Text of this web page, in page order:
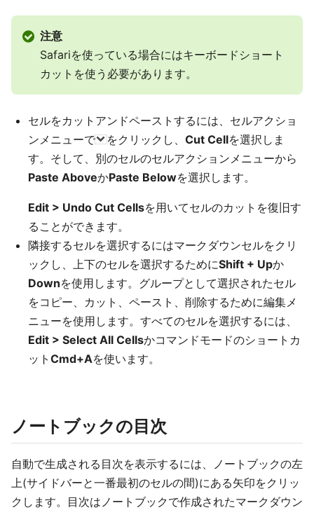
注意
Safariを使っている場合にはキーボードショート
カットを使う必要があります。
セルをカットアンドペーストするには、セルアクショ
ンメニューで
をクリックし、 Cut Cellを選択しま
す。そして、別のセルのセルアクションメニューから
Paste AboveかPaste Belowを選択します。
Edit > Undo Cut Cellsを用いてセルのカットを復旧す
ることができます。
隣接するセルを選択するにはマークダウンセルをクリ
ックし、上下のセルを選択するためにShift + Upか
Downを使用します。グループとして選択されたセル
をコピー、カット、ペースト、削除するために編集メ
ニューを使用します。すべてのセルを選択するには、
Edit > Select All Cellsかコマンドモードのショートカ
ット Cmd+Aを使います。
ノートブックの目次
自動で生成される目次を表示するには、ノートブックの左
上(サイドバーと一番最初のセルの間)にある矢印をクリッ
クします。目次はノートブックで作成されたマークダウン